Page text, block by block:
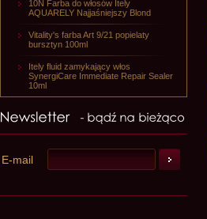
10N Farba do włosów Itely
AQUARELY Najjaśniejszy Blond
Vitality's farba Art 9/21 popielaty
bursztyn 100ml
Itely fluid zamykający włos
SynergiCare Immediate Repair Sealer
10ml
E-mail